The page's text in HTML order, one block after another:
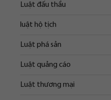
Luật đấu thầu
luật hộ tịch
Luật phá sản
Luật quảng cáo
Luật thương mại